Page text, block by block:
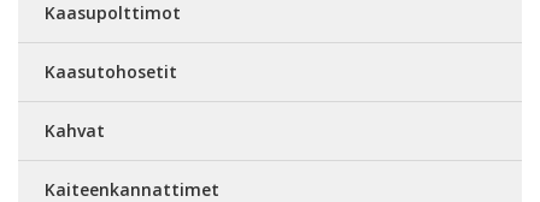
Kaasupolttimot
Kaasutohosetit
Kahvat
Kaiteenkannattimet